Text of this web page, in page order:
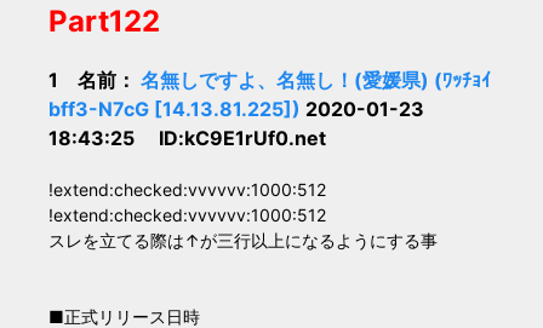
Part122
1 名前： 名無しですよ、名無し！(愛媛県) (ﾜｯﾁｮｲ
bff3-N7cG [14.13.81.225]) 2020-01-23
18:43:25 ID:kC9E1rUf0.net
!extend:checked:vvvvvv:1000:512
!extend:checked:vvvvvv:1000:512
スレを立てる際は↑が三行以上になるようにする事
■正式リリース日時